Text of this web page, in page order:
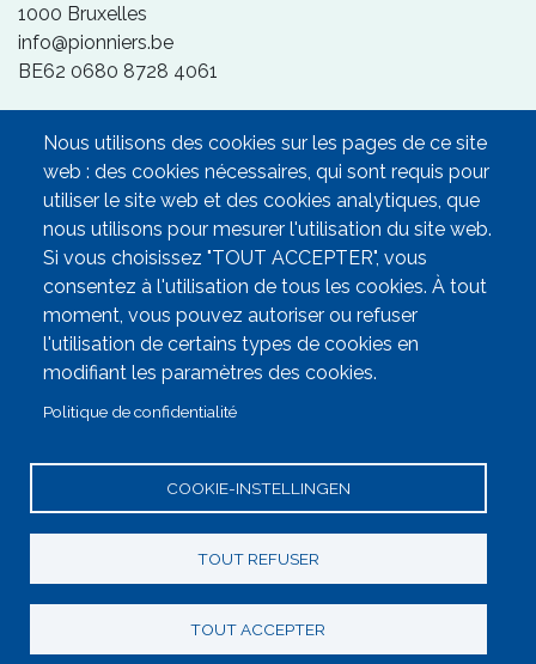
1000 Bruxelles
info@pionniers.be
BE62 0680 8728 4061
Partenaires
Les Pionniers sont une initiative de Médecine Pour Le
Peuple et du PTB.
Les Pionniers sont assurés parwww.dereymaeker-nv.be
Menu
Vie Privée
Paramètres des cookies
Nous utilisons des cookies sur les pages de ce site
web : des cookies nécessaires, qui sont requis pour
utiliser le site web et des cookies analytiques, que
nous utilisons pour mesurer l'utilisation du site web.
Si vous choisissez "TOUT ACCEPTER", vous
consentez à l'utilisation de tous les cookies. À tout
moment, vous pouvez autoriser ou refuser
l'utilisation de certains types de cookies en
modifiant les paramètres des cookies.
Politique de confidentialité
COOKIE-INSTELLINGEN
TOUT REFUSER
TOUT ACCEPTER